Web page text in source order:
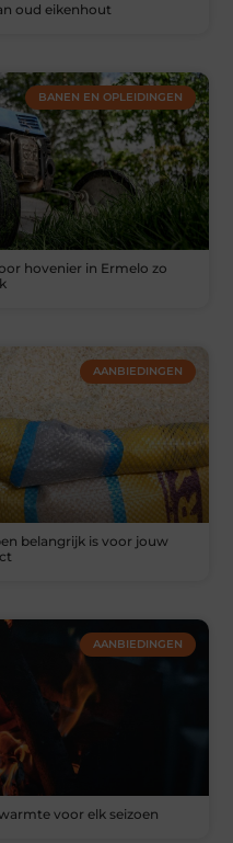
oud eikenhout
BANEN EN OPLEIDINGEN
hovenier in Ermelo zo
AANBIEDINGEN
belangrijk is voor jouw
AANBIEDINGEN
voor elk seizoen